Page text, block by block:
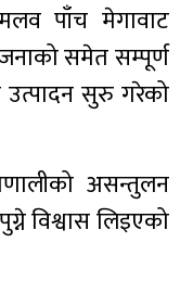
पाँच मेगावाट
समेत सम्पूर्ण
उत्पादन सुरु गरेको
असन्तुलन
विश्वास लिइएको